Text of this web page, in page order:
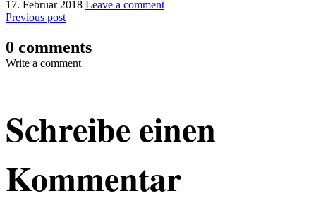
17. Februar 2018 Leave a comment
Previous post
0 comments
Write a comment
Schreibe einen
Kommentar